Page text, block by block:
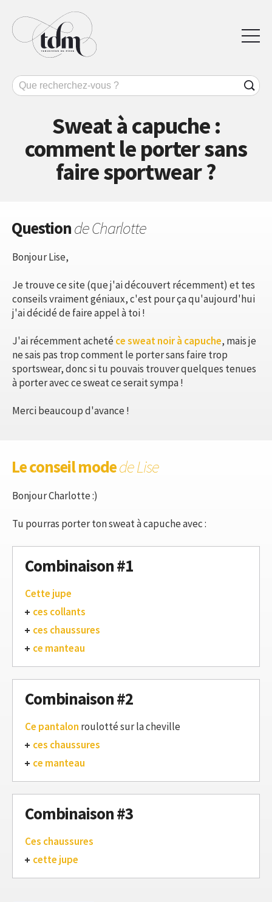
Sweat à capuche :
comment le porter sans
faire sportwear ?
Questionde Charlotte
Bonjour Lise,
Je trouve ce site (que j'ai découvert récemment) et tes
conseils vraiment géniaux, c'est pour ça qu'aujourd'hui
j'ai décidé de faire appel à toi !
J'ai récemment acheté ce sweat noir à capuche, mais je
ne sais pas trop comment le porter sans faire trop
sportswear, donc si tu pouvais trouver quelques tenues
à porter avec ce sweat ce serait sympa !
Merci beaucoup d'avance !
Le conseil modede Lise
Bonjour Charlotte :)
Tu pourras porter ton sweat à capuche avec :
Combinaison #1
Cette jupe
ces collants
ces chaussures
ce manteau
Combinaison #2
Ce pantalon roulotté sur la cheville
ces chaussures
ce manteau
Combinaison #3
Ces chaussures
cette jupe